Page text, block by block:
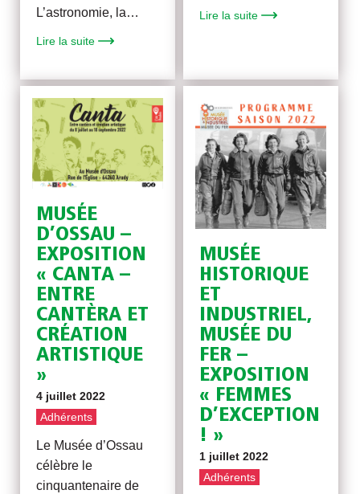
L’astronomie, la…
Lire la suite
Lire la suite
MUSÉE
D’OSSAU –
EXPOSITION
« CANTA –
ENTRE
CANTÈRA ET
CRÉATION
ARTISTIQUE
»
4 juillet 2022
Adhérents
Le Musée d’Ossau
célèbre le
cinquantenaire de
MUSÉE
HISTORIQUE
ET
INDUSTRIEL,
MUSÉE DU
FER –
EXPOSITION
« FEMMES
D’EXCEPTION
! »
1 juillet 2022
Adhérents